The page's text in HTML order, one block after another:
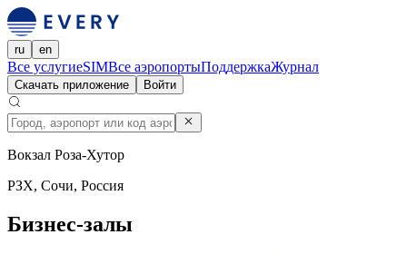
ru en
Все услугиeSIMВсе аэропортыПоддержкаЖурнал
Скачать приложение Войти
Вокзал Роза-Хутор
РЗХ, Сочи, Россия
Бизнес-залы